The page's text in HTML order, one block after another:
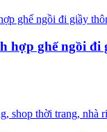
hợp ghế ngồi đi